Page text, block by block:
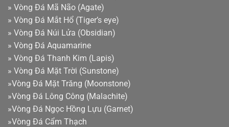
» Vòng Đá Mã Não (Agate)
» Vòng Đá Mắt Hổ (Tiger’s eye)
» Vòng Đá Núi Lửa (Obsidian)
» Vòng Đá Aquamarine
» Vòng Đá Thanh Kim (Lapis)
» Vòng Đá Mặt Trời (Sunstone)
»Vòng Đá Mặt Trăng (Moonstone)
»Vòng Đá Lông Công (Malachite)
»Vòng Đá Ngọc Hồng Lựu (Garnet)
»Vòng Đá Cẩm Thạch